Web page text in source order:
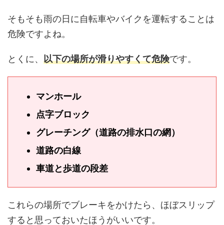
そもそも雨の日に自転車やバイクを運転することは
危険ですよね。
とくに、 以下の場所が滑りやすくて危険です。
マンホール
点字ブロック
グレーチング（道路の排水口の網）
道路の白線
車道と歩道の段差
これらの場所でブレーキをかけたら、ほぼスリップ
すると思っておいたほうがいいです。